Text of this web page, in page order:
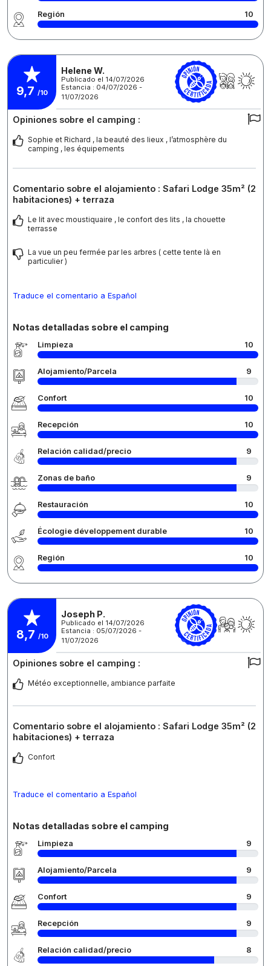
Región 10
9,7 /10
Helene W.
Publicado el 14/07/2026
Estancia : 04/07/2026 -
11/07/2026
Opiniones sobre el camping :
Sophie et Richard , la beauté des lieux , l’atmosphère du
camping , les équipements
Comentario sobre el alojamiento : Safari Lodge 35m² (2
habitaciones) + terraza
Le lit avec moustiquaire , le confort des lits , la chouette
terrasse
La vue un peu fermée par les arbres ( cette tente là en
particulier )
Traduce el comentario a Español
Notas detalladas sobre el camping
Limpieza 10
Alojamiento/Parcela 9
Confort 10
Recepción 10
Relación calidad/precio 9
Zonas de baño 9
Restauración 10
Écologie développement durable 10
Región 10
8,7 /10
Joseph P.
Publicado el 14/07/2026
Estancia : 05/07/2026 -
11/07/2026
Opiniones sobre el camping :
Météo exceptionnelle, ambiance parfaite
Comentario sobre el alojamiento : Safari Lodge 35m² (2
habitaciones) + terraza
Confort
Traduce el comentario a Español
Notas detalladas sobre el camping
Limpieza 9
Alojamiento/Parcela 9
Confort 9
Recepción 9
Relación calidad/precio 8